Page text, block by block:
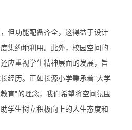
但功能配备齐全，这得益于设计
集约地利用。此外，校园空间的
应重视学生精神层面的发展，旨
经历。正如长源小学秉承着"大学
育"的理念，我们希望将空间氛围
学生树立积极向上的人生态度和